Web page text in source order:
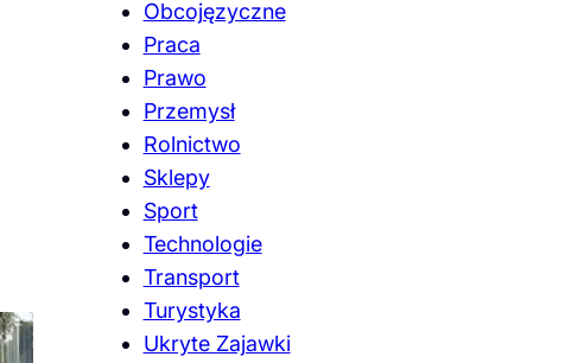
Obcojęzyczne
Praca
Prawo
Przemysł
Rolnictwo
Sklepy
Sport
Technologie
Transport
Turystyka
Ukryte Zajawki